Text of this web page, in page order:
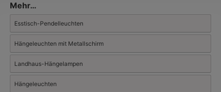
Mehr über
Mehr…
Esstisch-Pendelleuchten
Hängeleuchten mit Metallschirm
Landhaus-Hängelampen
Hängeleuchten